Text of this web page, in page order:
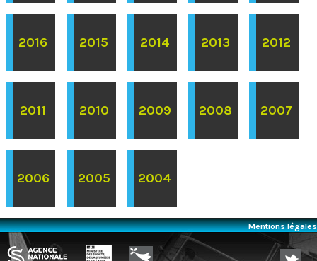
2016 2015 2014 2013 2012
2011 2010 2009 2008 2007
2006 2005 2004
Mentions légales